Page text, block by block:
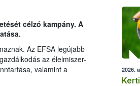
célzó kampány. A
Az EFSA legújabb
az élelmiszer-
valamint a
Az
2026.